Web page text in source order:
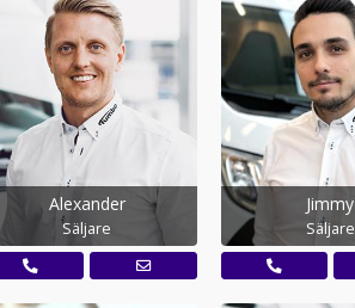
Alexander
Säljare
Jimmy
Säljare